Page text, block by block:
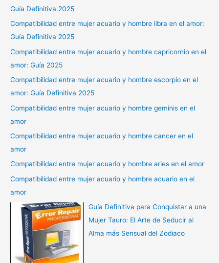
Guía Definitiva 2025
Compatibilidad entre mujer acuario y hombre libra en el amor:
Guía Definitiva 2025
Compatibilidad entre mujer acuario y hombre capricornio en el
amor: Guía 2025
Compatibilidad entre mujer acuario y hombre escorpio en el
amor: Guía Definitiva 2025
Compatibilidad entre mujer acuario y hombre geminis en el
amor
Compatibilidad entre mujer acuario y hombre cancer en el
amor
Compatibilidad entre mujer acuario y hombre aries en el amor
Compatibilidad entre mujer acuario y hombre acuario en el
amor
Guía Definitiva para Conquistar a una
Mujer Tauro: El Arte de Seducir al
Alma más Sensual del Zodiaco